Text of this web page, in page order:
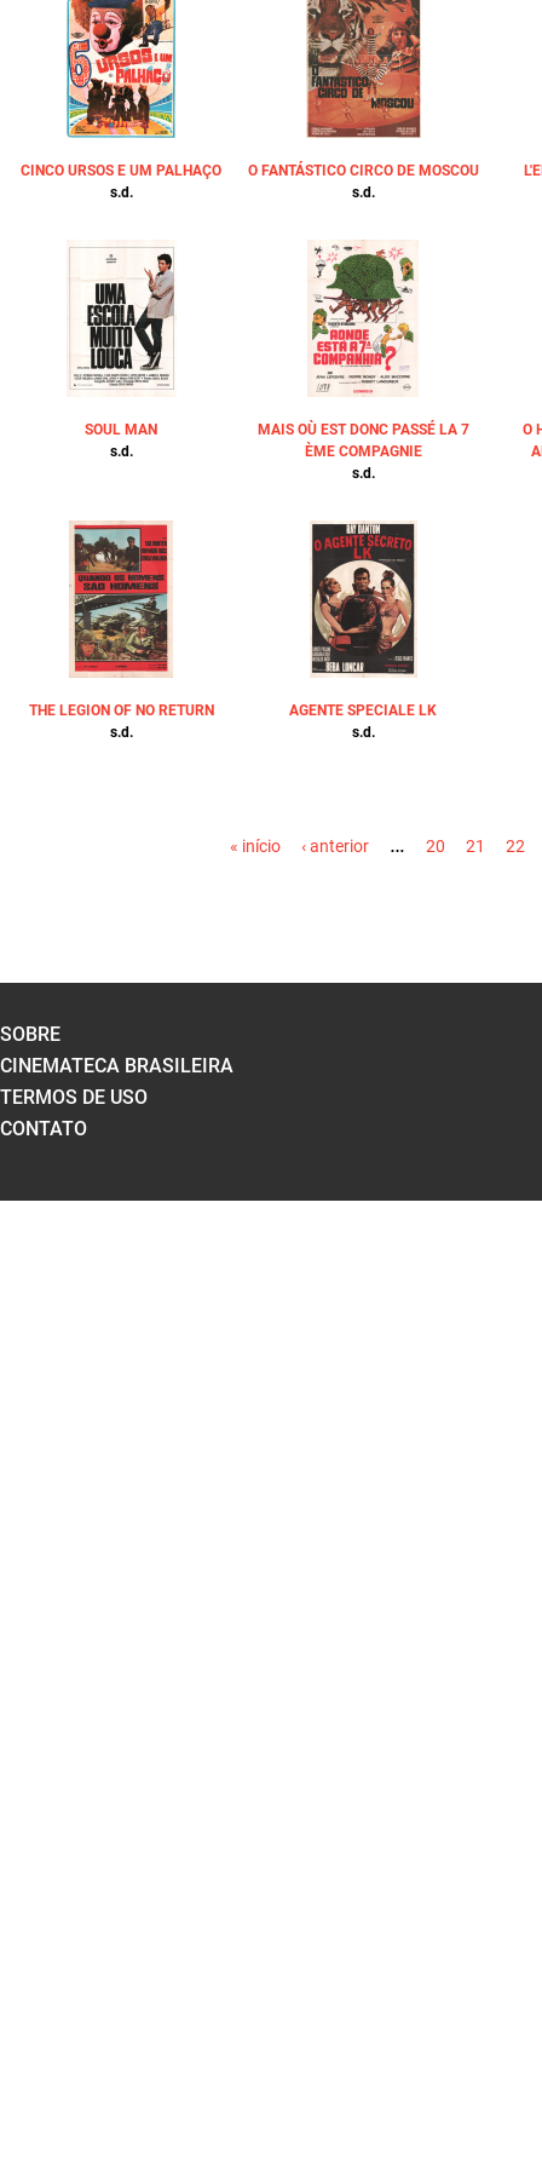
CINCO URSOS E UM PALHAÇO
s.d.
O FANTÁSTICO CIRCO DE MOSCOU
s.d.
SOUL MAN
s.d.
MAIS OÙ EST DONC PASSÉ LA 7
ÈME COMPAGNIE
s.d.
O
THE LEGION OF NO RETURN
s.d.
AGENTE SPECIALE LK
s.d.
« início ‹ anterior … 20 21 22
SOBRE
CINEMATECA BRASILEIRA
TERMOS DE USO
CONTATO